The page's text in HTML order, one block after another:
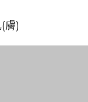
膚)